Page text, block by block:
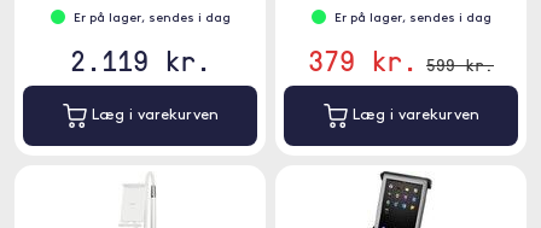
Er på lager, sendes i dag
2.119 kr.
Læg i varekurven
Er på lager, sendes i dag
379 kr. 599 kr.
Læg i varekurven